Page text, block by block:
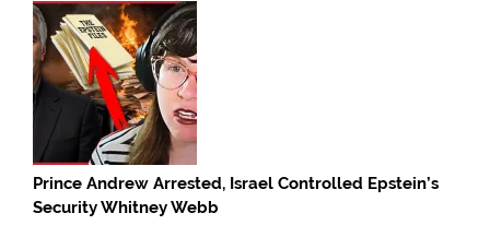
Prince Andrew Arrested, Israel Controlled Epstein’s
Security Whitney Webb